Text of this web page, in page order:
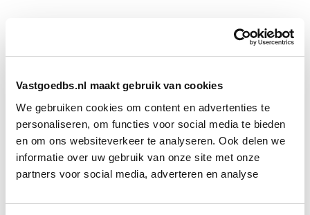
Vastgoedbs.nl maakt gebruik van cookies
We gebruiken cookies om content en advertenties te
personaliseren, om functies voor social media te bieden
en om ons websiteverkeer te analyseren. Ook delen we
informatie over uw gebruik van onze site met onze
partners voor social media, adverteren en analyse
in deze opleidingen:
Business Case voor Vastgoed- &
Projectontwikkeling
Start do
10 sep